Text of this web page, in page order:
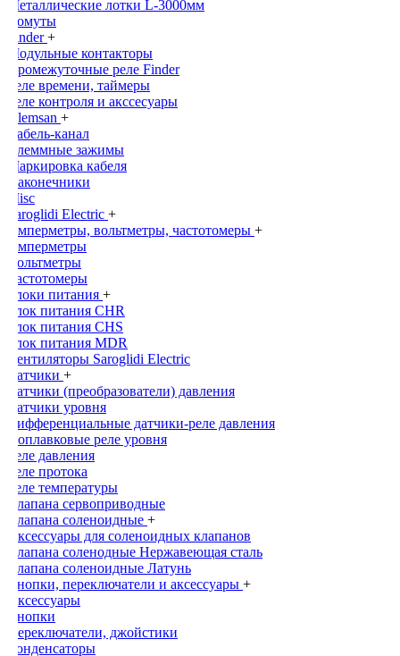
Металлические лотки L-3000мм
Хомуты
Finder+
Модульные контакторы
Промежуточные реле Finder
Реле времени, таймеры
Реле контроля и акссесуары
Klemsan +
Кабель-канал
Клеммные зажимы
Маркировка кабеля
Наконечники
Misc
Saroglidi Electric +
Амперметры, вольтметры, частотомеры +
Амперметры
Вольтметры
Частотомеры
Блоки питания +
Блок питания CHR
Блок питания CHS
Блок питания MDR
Вентиляторы Saroglidi Electric
Датчики +
Датчики (преобразователи) давления
Датчики уровня
Дифференциальные датчики-реле давления
Поплавковые реле уровня
Реле давления
Реле протока
Реле температуры
Клапана сервоприводные
Клапана соленоидные +
Аксессуары для соленоидных клапанов
Клапана соленодные Нержавеющая сталь
Клапана соленоидные Латунь
Кнопки, переключатели и аксессуары +
Аксессуары
Кнопки
Переключатели, джойстики
Конденсаторы